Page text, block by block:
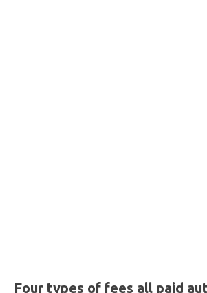
Four types of fees all paid